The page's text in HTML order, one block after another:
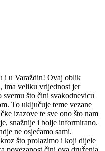
i u Varaždin! Ovaj oblik
ima veliku vrijednost jer
što čini svakodnevicu
To uključuje teme vezane
izazove te sve ono što nam
snažnije i bolje informirano.
ne osjećamo sami.
što prolazimo i koji dijele